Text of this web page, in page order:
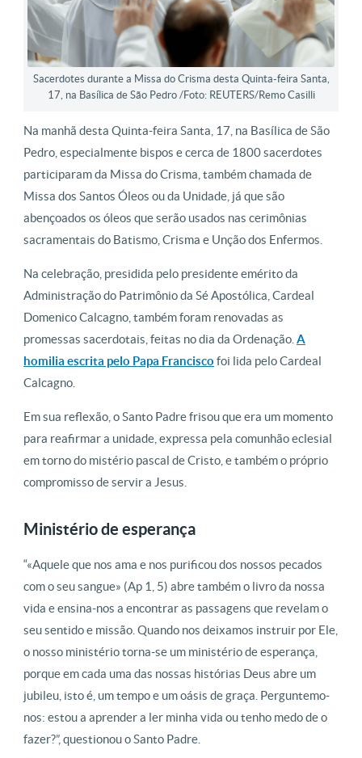
Sacerdotes durante a Missa do Crisma desta Quinta-feira Santa,
17, na Basílica de São Pedro /Foto: REUTERS/Remo Casilli
Na manhã desta Quinta-feira Santa, 17, na Basílica de São
Pedro, especialmente bispos e cerca de 1800 sacerdotes
participaram da Missa do Crisma, também chamada de
Missa dos Santos Óleos ou da Unidade, já que são
abençoados os óleos que serão usados nas cerimônias
sacramentais do Batismo, Crisma e Unção dos Enfermos.
Na celebração, presidida pelo presidente emérito da
Administração do Patrimônio da Sé Apostólica, Cardeal
Domenico Calcagno, também foram renovadas as
promessas sacerdotais, feitas no dia da Ordenação. A
homilia escrita pelo Papa Francisco foi lida pelo Cardeal
Calcagno.
Em sua reflexão, o Santo Padre frisou que era um momento
para reafirmar a unidade, expressa pela comunhão eclesial
em torno do mistério pascal de Cristo, e também o próprio
compromisso de servir a Jesus.
Ministério de esperança
“«Aquele que nos ama e nos purificou dos nossos pecados
com o seu sangue» (Ap 1, 5) abre também o livro da nossa
vida e ensina-nos a encontrar as passagens que revelam o
seu sentido e missão. Quando nos deixamos instruir por Ele,
o nosso ministério torna-se um ministério de esperança,
porque em cada uma das nossas histórias Deus abre um
jubileu, isto é, um tempo e um oásis de graça. Perguntemo-
nos: estou a aprender a ler minha vida ou tenho medo de o
fazer?”, questionou o Santo Padre.